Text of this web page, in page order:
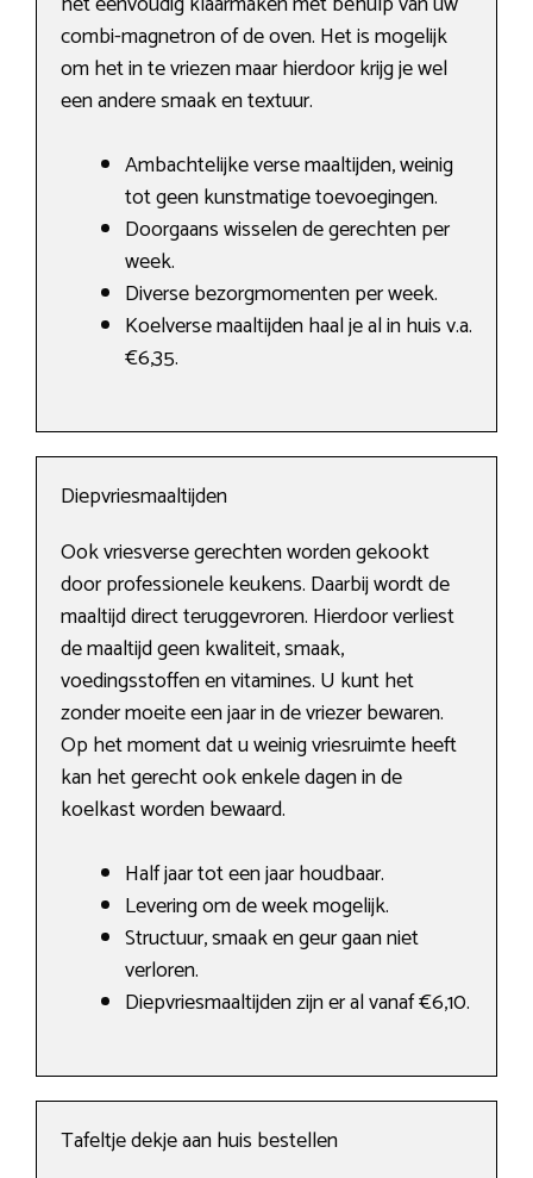
combi-magnetron of de oven. Het is mogelijk
om het in te vriezen maar hierdoor krijg je wel
een andere smaak en textuur.
Ambachtelijke verse maaltijden, weinig
tot geen kunstmatige toevoegingen.
Doorgaans wisselen de gerechten per
week.
Diverse bezorgmomenten per week.
Koelverse maaltijden haal je al in huis v.a.
€6,35.
Diepvriesmaaltijden
Ook vriesverse gerechten worden gekookt
door professionele keukens. Daarbij wordt de
maaltijd direct teruggevroren. Hierdoor verliest
de maaltijd geen kwaliteit, smaak,
voedingsstoffen en vitamines. U kunt het
zonder moeite een jaar in de vriezer bewaren.
Op het moment dat u weinig vriesruimte heeft
kan het gerecht ook enkele dagen in de
koelkast worden bewaard.
Half jaar tot een jaar houdbaar.
Levering om de week mogelijk.
Structuur, smaak en geur gaan niet
verloren.
Diepvriesmaaltijden zijn er al vanaf €6,10.
Tafeltje dekje aan huis bestellen